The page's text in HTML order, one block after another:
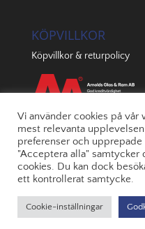
KÖPVILLKOR
Köpvillkor & returpolicy
Vi använder cookies på
mest relevanta
preferenser och
"Acceptera alla" samtycker
cookies. Du kan dock
ett kontrollerat samtycke.
Cookie-inställningar